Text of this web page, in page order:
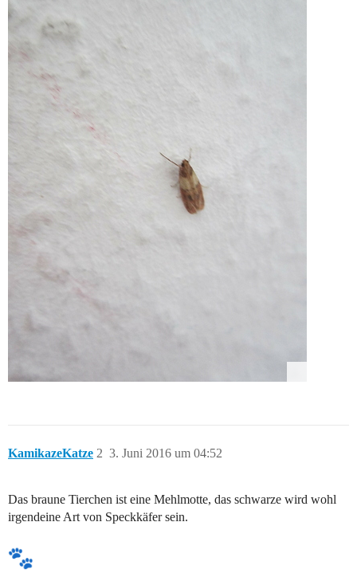
KamikazeKatze 3. Juni 2016 um 04:52
2
Das braune Tierchen ist eine Mehlmotte, das schwarze wird wohl
irgendeine Art von Speckkäfer sein.